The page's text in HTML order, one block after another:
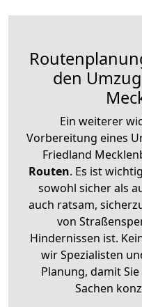
den
Ein weiterer
Vorbereitung eines
Friedland
Routen. Es ist
sowohl sicher als
auch ratsam,
von
Hindernissen ist.
wir Spezialisten
Planung, damit
Sachen